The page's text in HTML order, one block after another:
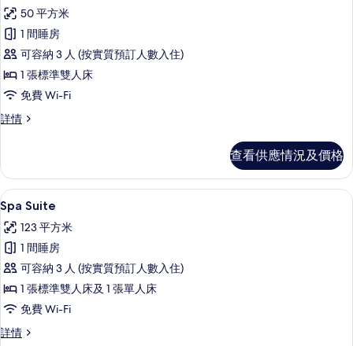
入
所
有
家
庭
複
式
屋
的
相
片
50 平方米
1 間睡房
可容納 3 人 (按實質預訂人數入住)
1 張標準雙人床
免費 Wi-Fi
詳情
家
房
屋
詳
情
查看供應情況及價格
載
入
所
有
Spa
Suite
的
相
Spa Suite | 高級寢具、迷你吧、房內
10
Spa Suite
123 平方米
1 間睡房
可容納 3 人 (按實質預訂人數入住)
1 張標準雙人床及 1 張單人床
免費 Wi-Fi
詳情
Spa